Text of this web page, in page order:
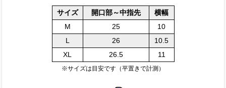
サイズ 開口部～中指先
横幅
M
25
10
L
26
10.5
XL
26.5 11
※サイズは目安です（平置きで計測）